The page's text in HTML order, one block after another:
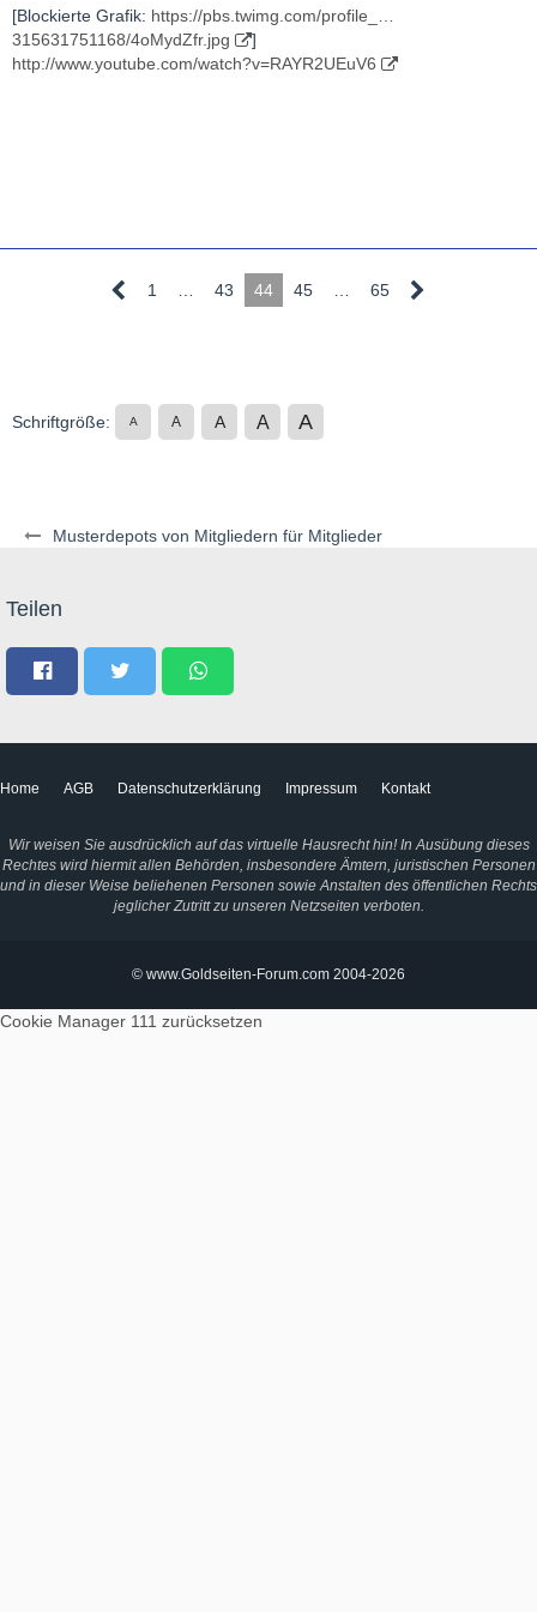
Musterdepots von Mitgliedern für Mitglieder
[Blockierte Grafik: https://pbs.twimg.com/profile_…
315631751168/4oMydZfr.jpg
]
http://www.youtube.com/watch?v=RAYR2UEuV6
1 … 43 44 45 … 65
Schriftgröße: A A A A A
Teilen
Home AGB Datenschutzerklärung Impressum Kontakt
Wir weisen Sie ausdrücklich auf das virtuelle Hausrecht hin! In Ausübung dieses
Rechtes wird hiermit allen Behörden, insbesondere Ämtern, juristischen Personen
und in dieser Weise beliehenen Personen sowie Anstalten des öffentlichen Rechts
jeglicher Zutritt zu unseren Netzseiten verboten.
© www.Goldseiten-Forum.com 2004-2026
Cookie Manager 111 zurücksetzen